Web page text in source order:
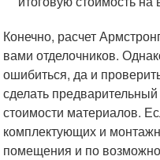
Конечно, расчет
вами отделочников.
ошибиться, да и
сделать
стоимости материалов.
комплектующих и
помещения и по